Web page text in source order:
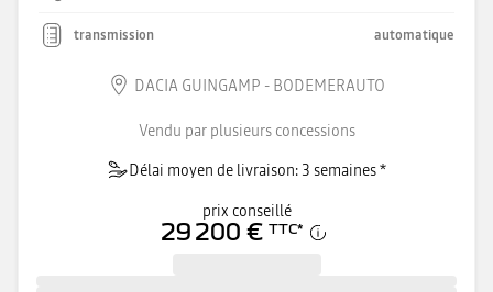
transmission automatique
DACIA GUINGAMP - BODEMERAUTO
Vendu par plusieurs concessions
Délai moyen de livraison: 3 semaines *
prix conseillé
29 200 € TTC*